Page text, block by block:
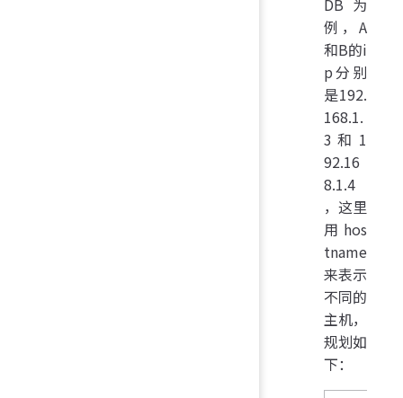
DB为
例，A
和B的i
p分别
是192.
168.1.
3 和 1
92.16
8.1.4
，这里
用hos
tname
来表示
不同的
主机，
规划如
下：